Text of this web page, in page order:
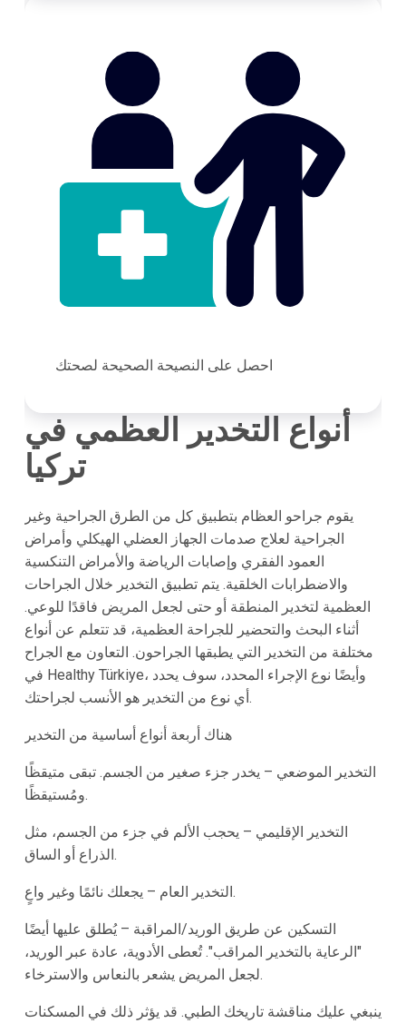
احصل على النصيحة الصحيحة لصحتك
أنواع التخدير العظمي في
تركيا
يقوم جراحو العظام بتطبيق كل من الطرق الجراحية وغير
الجراحية لعلاج صدمات الجهاز العضلي الهيكلي وأمراض
العمود الفقري وإصابات الرياضة والأمراض التنكسية
والاضطرابات الخلقية. يتم تطبيق التخدير خلال الجراحات
العظمية لتخدير المنطقة أو حتى لجعل المريض فاقدًا للوعي.
أثناء البحث والتحضير للجراحة العظمية، قد تتعلم عن أنواع
مختلفة من التخدير التي يطبقها الجراحون. التعاون مع الجراح
في Healthy Türkiye، وأيضًا نوع الإجراء المحدد، سوف يحدد
أي نوع من التخدير هو الأنسب لجراحتك.
هناك أربعة أنواع أساسية من التخدير
التخدير الموضعي – يخدر جزء صغير من الجسم. تبقى متيقظًا
ومُستيقظًا.
التخدير الإقليمي – يحجب الألم في جزء من الجسم، مثل
الذراع أو الساق.
التخدير العام – يجعلك نائمًا وغير واعٍ.
التسكين عن طريق الوريد/المراقبة – يُطلق عليها أيضًا
"الرعاية بالتخدير المراقب". تُعطى الأدوية، عادة عبر الوريد،
لجعل المريض يشعر بالنعاس والاسترخاء.
ينبغي عليك مناقشة تاريخك الطبي. قد يؤثر ذلك في المسكنات